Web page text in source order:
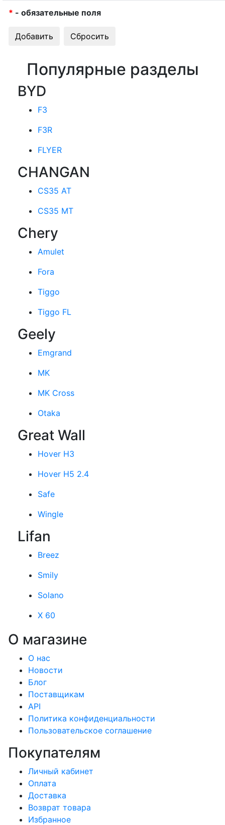
* - обязательные поля
Популярные разделы
BYD
F3
F3R
FLYER
CHANGAN
CS35 AT
CS35 MT
Chery
Amulet
Fora
Tiggo
Tiggo FL
Geely
Emgrand
MK
MK Cross
Otaka
Great Wall
Hover H3
Hover H5 2.4
Safe
Wingle
Lifan
Breez
Smily
Solano
X 60
О магазине
О нас
Новости
Блог
Поставщикам
API
Политика конфиденциальности
Пользовательское соглашение
Покупателям
Личный кабинет
Оплата
Доставка
Возврат товара
Избранное